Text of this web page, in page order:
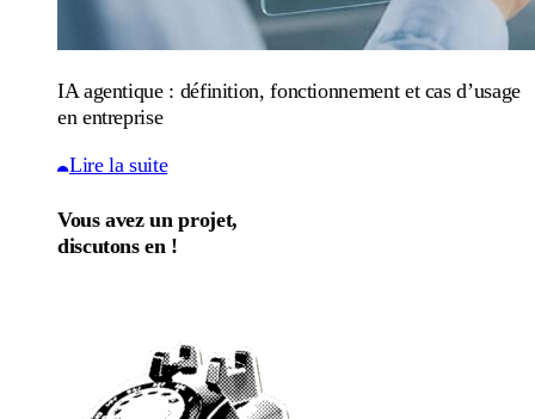
IA agentique : définition, fonctionnement et cas d’usage
en entreprise
Lire la suite
Vous avez un projet,
discutons en !